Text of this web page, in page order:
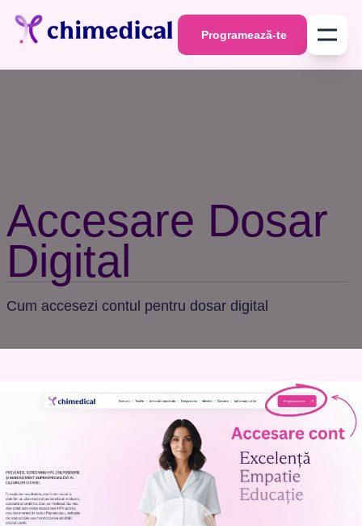
Programează-te
Programează-te
Accesare Dosar
Digital
Cum accesezi contul pentru dosar digital